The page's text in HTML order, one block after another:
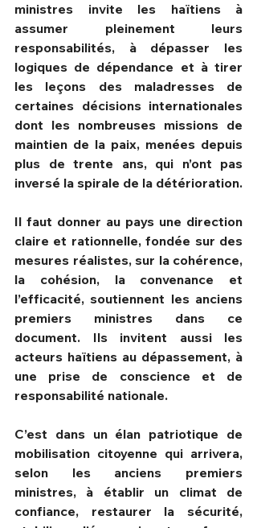
ministres invite les haïtiens à
assumer pleinement leurs
responsabilités, à dépasser les
logiques de dépendance et à tirer
les leçons des maladresses de
certaines décisions internationales
dont les nombreuses missions de
maintien de la paix, menées depuis
plus de trente ans, qui n’ont pas
inversé la spirale de la détérioration.
Il faut donner au pays une direction
claire et rationnelle, fondée sur des
mesures réalistes, sur la cohérence,
la cohésion, la convenance et
l’efficacité, soutiennent les anciens
premiers ministres dans ce
document. Ils invitent aussi les
acteurs haïtiens au dépassement, à
une prise de conscience et de
responsabilité nationale.
C’est dans un élan patriotique de
mobilisation citoyenne qui arrivera,
selon les anciens premiers
ministres, à établir un climat de
confiance, restaurer la sécurité,